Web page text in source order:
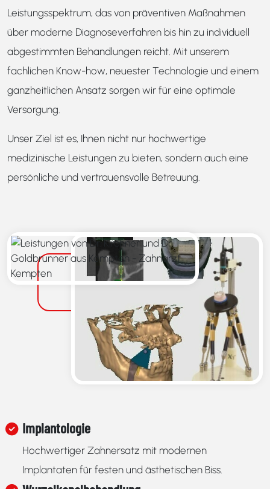
Leistungsspektrum, das von präventiven Maßnahmen
über moderne Diagnoseverfahren bis hin zu individuell
abgestimmten Behandlungen reicht. Mit unserem
fachlichen Know-how, neuester Technologie und einem
ganzheitlichen Ansatz sorgen wir für eine optimale
Versorgung.
Unser Ziel ist es, Ihnen nicht nur hochwertige
medizinische Leistungen zu bieten, sondern auch eine
persönliche und vertrauensvolle Betreuung.
Implantologie
Hochwertiger Zahnersatz mit modernen
Implantaten für festen und ästhetischen Biss.